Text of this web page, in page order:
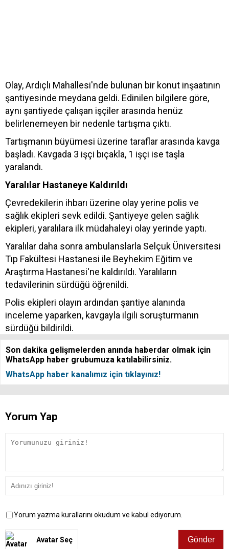
Olay, Ardıçlı Mahallesi'nde bulunan bir konut inşaatının
şantiyesinde meydana geldi. Edinilen bilgilere göre,
aynı şantiyede çalışan işçiler arasında henüz
belirlenemeyen bir nedenle tartışma çıktı.
Tartışmanın büyümesi üzerine taraflar arasında kavga
başladı. Kavgada 3 işçi bıçakla, 1 işçi ise taşla
yaralandı.
Yaralılar Hastaneye Kaldırıldı
Çevredekilerin ihbarı üzerine olay yerine polis ve
sağlık ekipleri sevk edildi. Şantiyeye gelen sağlık
ekipleri, yaralılara ilk müdahaleyi olay yerinde yaptı.
Yaralılar daha sonra ambulanslarla Selçuk Üniversitesi
Tıp Fakültesi Hastanesi ile Beyhekim Eğitim ve
Araştırma Hastanesi'ne kaldırıldı. Yaralıların
tedavilerinin sürdüğü öğrenildi.
Polis ekipleri olayın ardından şantiye alanında
inceleme yaparken, kavgayla ilgili soruşturmanın
sürdüğü bildirildi.
Son dakika gelişmelerden anında haberdar olmak için
WhatsApp haber grubumuza katılabilirsiniz.
WhatsApp haber kanalımız için tıklayınız!
Yorum Yap
Yorum yazma kurallarını okudum ve kabul ediyorum.
Avatar Seç